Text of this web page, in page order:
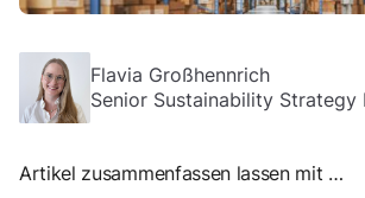
Flavia Großhennrich
Senior Sustainability Strategy
Artikel zusammenfassen lassen mit …